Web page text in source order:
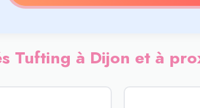
Tufting à Dijon et à